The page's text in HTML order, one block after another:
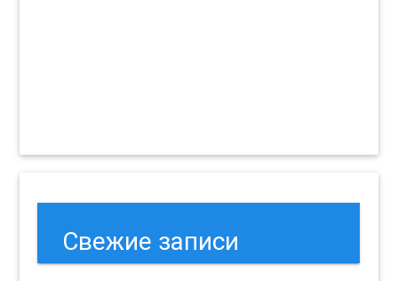
Свежие записи